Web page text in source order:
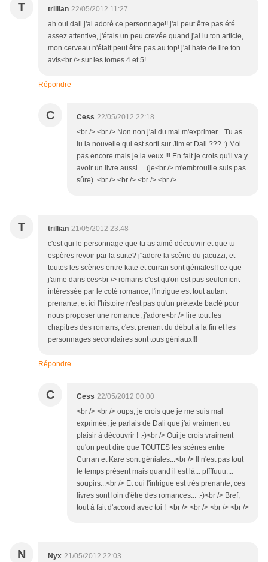
T trillian 22/05/2012 11:27
ah oui dali j'ai adoré ce personnage!! j'ai peut être pas été
assez attentive, j'étais un peu crevée quand j'ai lu ton article,
mon cerveau n'était peut être pas au top! j'ai hate de lire ton
avis<br /> sur les tomes 4 et 5!
Répondre
C Cess 22/05/2012 22:18
<br /> <br /> Non non j'ai du mal m'exprimer... Tu as
lu la nouvelle qui est sorti sur Jim et Dali ??? :) Moi
pas encore mais je la veux !!! En fait je crois qu'il va y
avoir un livre aussi.... (je<br /> m'embrouille suis pas
sûre). <br /> <br /> <br /> <br />
T trillian 21/05/2012 23:48
c'est qui le personnage que tu as aimé découvrir et que tu
espères revoir par la suite? j"adore la scène du jacuzzi, et
toutes les scènes entre kate et curran sont géniales!! ce que
j'aime dans ces<br /> romans c'est qu'on est pas seulement
intéressée par le coté romance, l'intrigue est tout autant
prenante, et ici l'histoire n'est pas qu'un prétexte baclé pour
nous proposer une romance, j'adore<br /> lire tout les
chapitres des romans, c'est prenant du début à la fin et les
personnages secondaires sont tous géniaux!!!
Répondre
C Cess 22/05/2012 00:00
<br /> <br /> oups, je crois que je me suis mal
exprimée, je parlais de Dali que j'ai vraiment eu
plaisir à découvrir ! :-)<br /> Oui je crois vraiment
qu'on peut dire que TOUTES les scènes entre
Curran et Kare sont géniales...<br /> Il n'est pas tout
le temps présent mais quand il est là... pffffuuu....
soupirs...<br /> Et oui l'intrigue est très prenante, ces
livres sont loin d'être des romances... :-)<br /> Bref,
tout à fait d'accord avec toi ! <br /> <br /> <br /> <br />
N Nyx 21/05/2012 22:03